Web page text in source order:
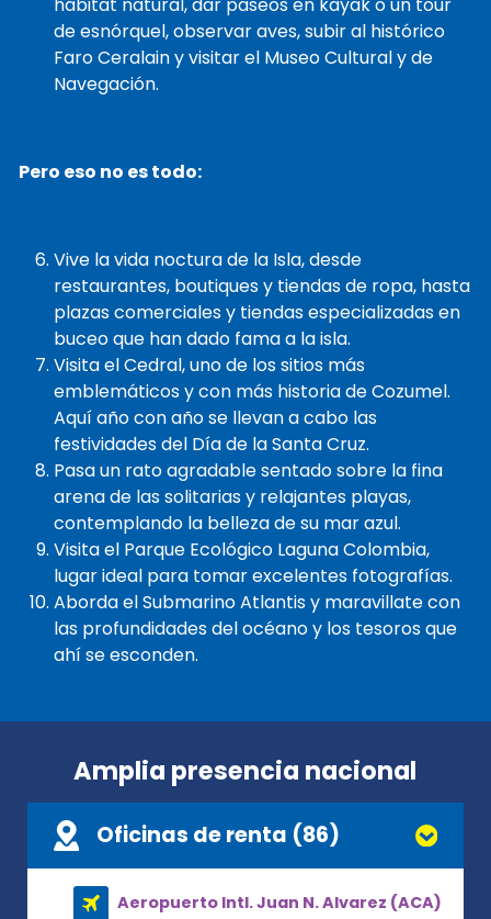
de esnórquel, observar aves, subir al histórico
Faro Ceralain y visitar el Museo Cultural y de
Navegación.
Pero eso no es todo:
Vive la vida noctura de la Isla, desde
restaurantes, boutiques y tiendas de ropa, hasta
plazas comerciales y tiendas especializadas en
buceo que han dado fama a la isla.
Visita el Cedral, uno de los sitios más
emblemáticos y con más historia de Cozumel.
Aquí año con año se llevan a cabo las
festividades del Día de la Santa Cruz.
Pasa un rato agradable sentado sobre la fina
arena de las solitarias y relajantes playas,
contemplando la belleza de su mar azul.
Visita el Parque Ecológico Laguna Colombia,
lugar ideal para tomar excelentes fotografías.
Aborda el Submarino Atlantis y maravillate con
las profundidades del océano y los tesoros que
ahí se esconden.
Amplia presencia nacional
Oficinas de renta (86)
Aeropuerto Intl. Juan N. Alvarez (ACA)